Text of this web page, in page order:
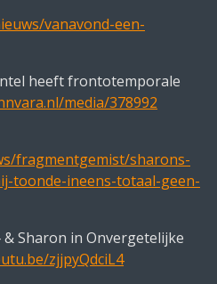
vanavond-een-
heeft frontotemporale
media/378992
fragmentgemist/sharons-
toonde-ineens-totaal-geen-
Sharon in Onvergetelijke
zjjpyQdciL4